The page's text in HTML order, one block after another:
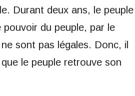
Durant deux ans, le peuple
du peuple, par le
sont pas légales. Donc, il
le peuple retrouve son